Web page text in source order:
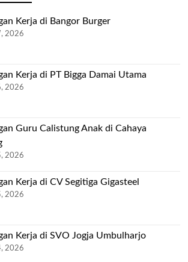
Kerja di Bangor Burger
2026
Kerja di PT Bigga Damai Utama
2026
Guru Calistung Anak di Cahaya
2026
Kerja di CV Segitiga Gigasteel
2026
Kerja di SVO Jogja Umbulharjo
2026